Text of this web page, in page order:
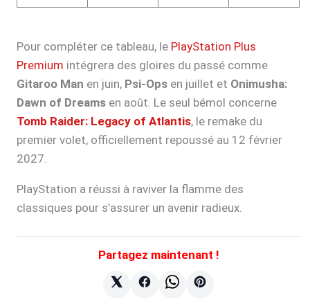
Pour compléter ce tableau, le PlayStation Plus
Premium intégrera des gloires du passé comme
Gitaroo Man en juin, Psi-Ops en juillet et Onimusha:
Dawn of Dreams en août. Le seul bémol concerne
Tomb Raider: Legacy of Atlantis, le remake du
premier volet, officiellement repoussé au 12 février
2027.
PlayStation a réussi à raviver la flamme des
classiques pour s’assurer un avenir radieux.
Partagez maintenant !
Partager sur X
Partager sur Facebook
Partager sur Whatsapp
Partager sur